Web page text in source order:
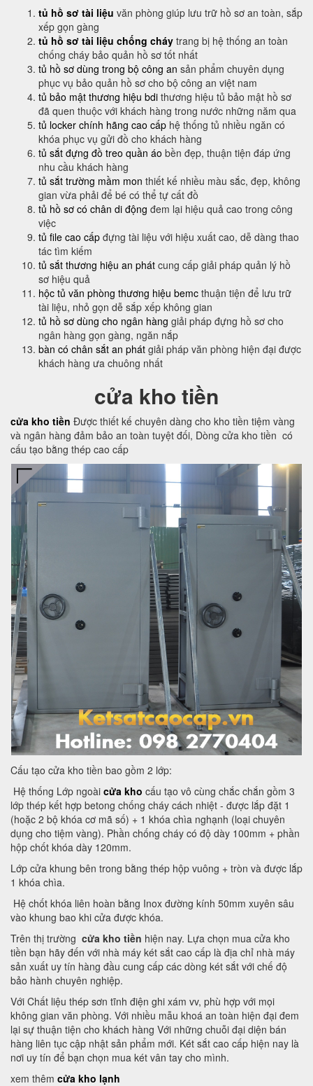
tủ hồ sơ tài liệu văn phòng giúp lưu trữ hồ sơ an toàn, sắp
xếp gọn gàng
tủ hồ sơ tài liệu chống cháy trang bị hệ thống an toàn
chống cháy bảo quản hồ sơ tốt nhất
tủ hồ sơ dùng trong bộ công an sản phẩm chuyên dụng
phục vụ bảo quản hồ sơ cho bộ công an việt nam
tủ bảo mật thương hiệu bdi thương hiệu tủ bảo mật hồ sơ
đã quen thuộc với khách hàng trong nước những năm qua
tủ locker chính hãng cao cấp hệ thống tủ nhiều ngăn có
khóa phục vụ gửi đồ cho khách hàng
tủ sắt đựng đồ treo quần áo bền đẹp, thuận tiện đáp ứng
nhu cầu khách hàng
tủ sắt trường mầm mon thiết kế nhiều màu sắc, đẹp, không
gian vừa phải để bé có thể tự cất đồ
tủ hồ sơ có chân di động đem lại hiệu quả cao trong công
việc
tủ file cao cấp đựng tài liệu với hiệu xuất cao, dễ dàng thao
tác tìm kiếm
tủ sắt thương hiệu an phát cung cấp giải pháp quản lý hồ
sơ hiệu quả
hộc tủ văn phòng thương hiệu bemc thuận tiện để lưu trữ
tài liệu, nhỏ gọn dễ sắp xếp không gian
tủ hồ sơ dùng cho ngân hàng giải pháp đựng hồ sơ cho
ngân hàng gọn gàng, ngăn nắp
bàn có chân sắt an phát giải pháp văn phòng hiện đại được
khách hàng ưa chuông nhất
cửa kho tiền
cửa kho tiền Được thiết kế chuyên dàng cho kho tiền tiệm vàng
và ngân hàng đảm bảo an toàn tuyệt đối, Dòng cửa kho tiền có
cấu tạo bằng thép cao cấp
Cấu tạo cửa kho tiền bao gồm 2 lớp:
Hệ thống Lớp ngoài cửa kho cấu tạo vô cùng chắc chắn gồm 3
lớp thép kết hợp betong chống cháy cách nhiệt - được lắp đặt 1
(hoặc 2 bộ khóa cơ mã số) + 1 khóa chìa nghạnh (loại chuyên
dụng cho tiệm vàng). Phần chống cháy có độ dày 100mm + phần
hộp chốt khóa dày 120mm.
Lớp cửa khung bên trong bằng thép hộp vuông + tròn và được lắp
1 khóa chìa.
Hệ chốt khóa liên hoàn bằng Inox đường kính 50mm xuyên sâu
vào khung bao khi cửa được khóa.
Trên thị trường cửa kho tiền hiện nay. Lựa chọn mua cửa kho
tiền bạn hãy đến với nhà máy két sắt cao cấp là địa chỉ nhà máy
sản xuất uy tín hàng đầu cung cấp các dòng két sắt với chế độ
bảo hành chuyên nghiệp.
Với Chất liệu thép sơn tĩnh điện ghi xám vv, phù hợp với mọi
không gian văn phòng. Với nhiều mẫu khoá an toàn hiện đại đem
lại sự thuận tiện cho khách hàng Với những chuỗi đại diện bán
hàng liên tục cập nhật sản phẩm mới. Két sắt cao cấp hiện nay là
nơi uy tín để bạn chọn mua két vân tay cho mình.
xem thêm cửa kho lạnh